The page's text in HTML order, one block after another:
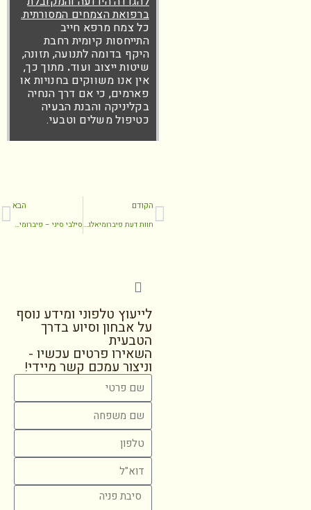
ברפואת הצמחים המסורתית.
כל צמח מרפא חייב
התייחסות קיומית רחבת
היקף בדומה לתנועה, תזונה,
שיטות ייצוב ועוד. מתוך כך,
אין אנו משווקים בחנויות או
פארמים, כי אם דרך הנחיה
בקליניקה והבנת הבעיה
כטיפול משלים וטבעי.
הקודם
חוות דעת פיברומיאלגיה
הבא
סילבי סיני – פיברומיאלגיה
לייעוץ טלפוני ומידע נוסף
על אבחון וסיוע בדרך
הטבעית
השאירו פרטים עכשיו -
וניצור עמכם קשר מיידי!